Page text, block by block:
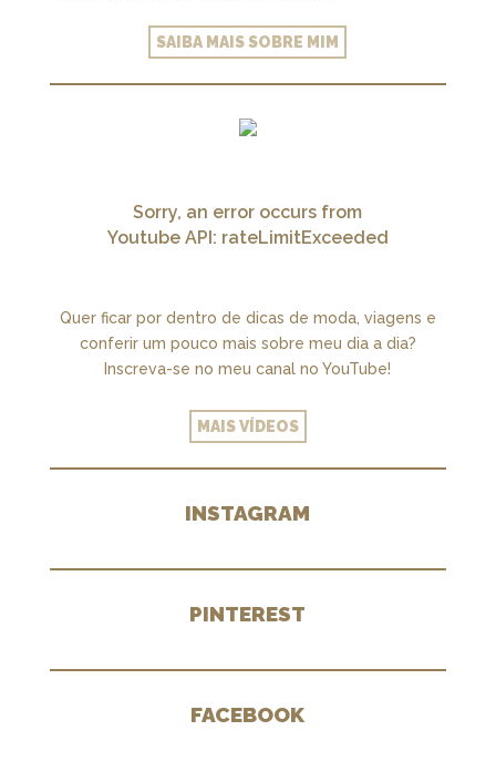
SAIBA MAIS SOBRE MIM
Sorry, an error occurs from
Youtube API: rateLimitExceeded
Quer ficar por dentro de dicas de moda, viagens e
conferir um pouco mais sobre meu dia a dia?
Inscreva-se no meu canal no YouTube!
MAIS VÍDEOS
INSTAGRAM
PINTEREST
FACEBOOK